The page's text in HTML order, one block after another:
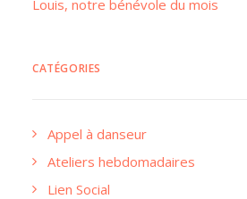
Louis, notre bénévole du mois
CATÉGORIES
Appel à danseur
Ateliers hebdomadaires
Lien Social